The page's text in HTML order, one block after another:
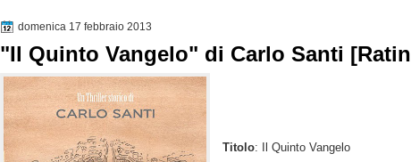
domenica 17 febbraio 2013
"Il Quinto Vangelo" di Carlo Santi
Titolo: Il Quinto Vangelo